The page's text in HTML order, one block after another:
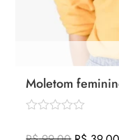
Moletom